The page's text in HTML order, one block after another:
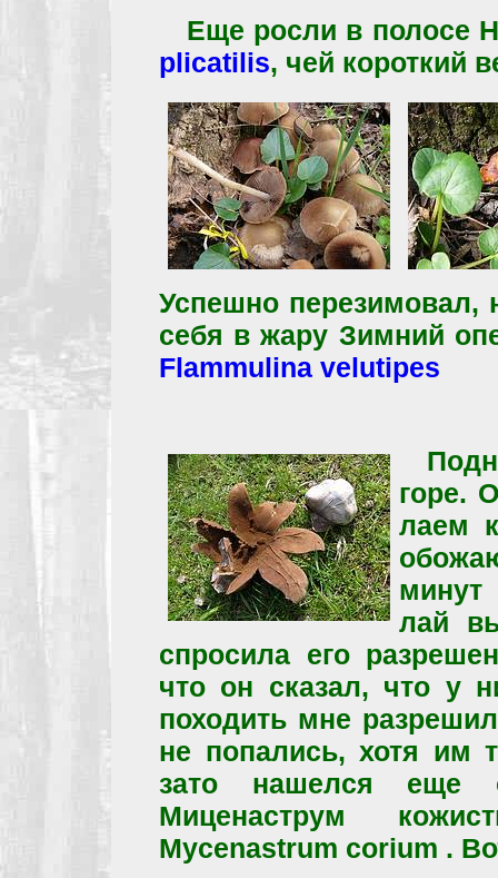
Еще росли в полосе
plicatilis, чей короткий
Успешно перезимовал,
себя в жару Зимний
Flammulina velutipes
горе.
лаем
минут
лай
спросила его
что он сказал, что у
походить мне
не попались, хотя им
зато нашелся еще
Миценаструм
Mycenastrum corium .